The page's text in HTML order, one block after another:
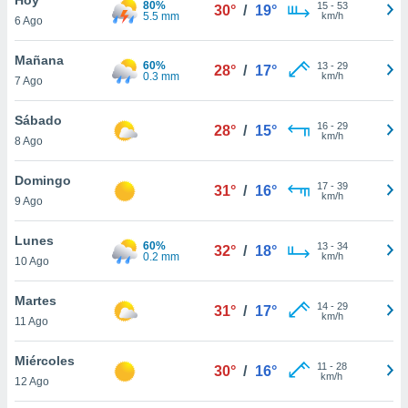
y
en
más
de
6 Ago
80%
5.5 mm
30° / 19° 15- 53
km/h
Mañana
7 Ago
60%
0.3 mm
28° / 17° 13- 29
km/h
Sábado
8 Ago
28° / 15° 16- 29
km/h
Domingo
9 Ago
31° / 16° 17- 39
km/h
Lunes
10 Ago
60%
0.2 mm
32° / 18° 13- 34
km/h
Martes
11 Ago
31° / 17° 14- 29
km/h
Miércoles
12 Ago
30° / 16° 11 - 28
km/h